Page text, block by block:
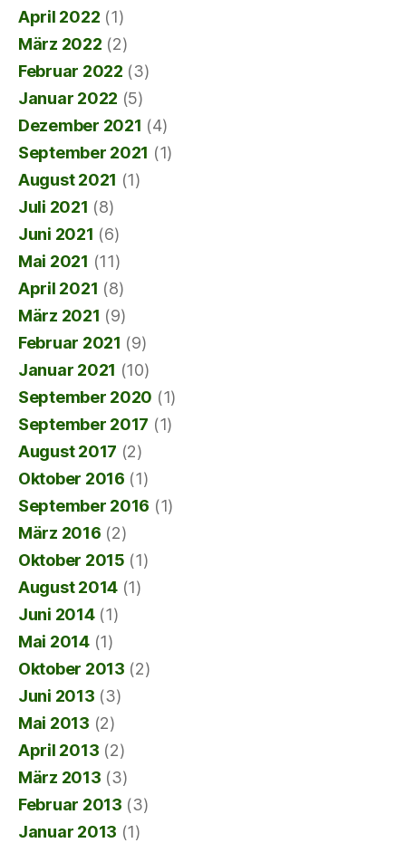
April 2022 (1)
März 2022 (2)
Februar 2022 (3)
Januar 2022 (5)
Dezember 2021 (4)
September 2021 (1)
August 2021 (1)
Juli 2021 (8)
Juni 2021 (6)
Mai 2021 (11)
April 2021 (8)
März 2021 (9)
Februar 2021 (9)
Januar 2021 (10)
September 2020 (1)
September 2017 (1)
August 2017 (2)
Oktober 2016 (1)
September 2016 (1)
März 2016 (2)
Oktober 2015 (1)
August 2014 (1)
Juni 2014(1)
Mai 2014(1)
Oktober 2013 (2)
Juni 2013 (3)
Mai 2013 (2)
April 2013 (2)
März 2013 (3)
Februar 2013 (3)
Januar 2013 (1)